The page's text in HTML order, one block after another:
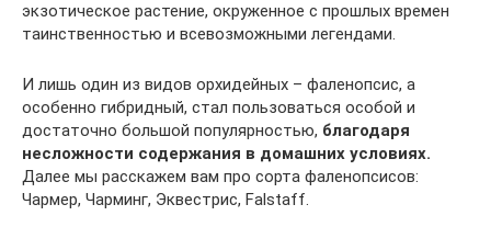
экзотическое растение, окруженное с прошлых времен
таинственностью и всевозможными легендами.
И лишь один из видов орхидейных – фаленопсис, а
особенно гибридный, стал пользоваться особой и
достаточно большой популярностью, благодаря
несложности содержания в домашних условиях.
Далее мы расскажем вам про сорта фаленопсисов:
Чармер, Чарминг, Эквестрис, Falstaff.